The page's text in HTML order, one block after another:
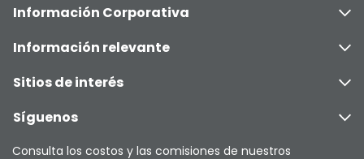
Información Corporativa
Información relevante
Sitios de interés
Síguenos
Consulta los costos y las comisiones de nuestros